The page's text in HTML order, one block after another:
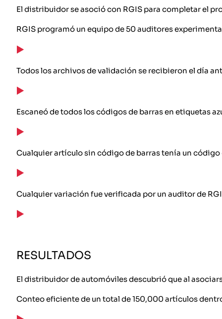
El distribuidor se asoció con RGIS para completar el
RGIS programó un equipo de 50 auditores
Todos los archivos de validación se recibieron el día
Escaneó de todos los códigos de barras en etiquetas
Cualquier artículo sin código de barras tenía un
Cualquier variación fue verificada por un auditor de
RESULTADOS
El distribuidor de automóviles descubrió que al
Conteo eficiente de un total de 150,000 artículos